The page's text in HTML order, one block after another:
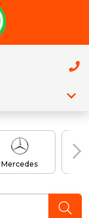
Mercedes